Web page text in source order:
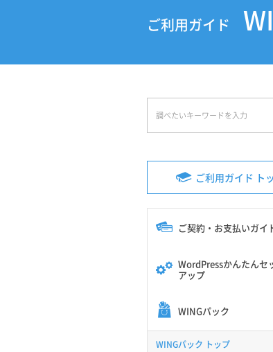
ご利用ガイド
ご利用ガイド ト
ご契約・お支払いガイ
WordPressかんたんセ
アップ
WINGパック
WINGパック トップ